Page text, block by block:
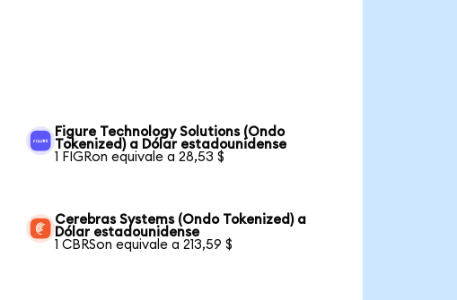
Figure Technology Solutions (Ondo
Tokenized) a Dólar estadounidense
1 FIGRon equivale a 28,53 $
Cerebras Systems (Ondo Tokenized) a
Dólar estadounidense
1 CBRSon equivale a 213,59 $